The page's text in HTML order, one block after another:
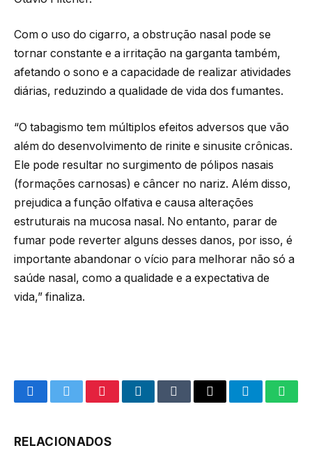
Com o uso do cigarro, a obstrução nasal pode se
tornar constante e a irritação na garganta também,
afetando o sono e a capacidade de realizar atividades
diárias, reduzindo a qualidade de vida dos fumantes.
“O tabagismo tem múltiplos efeitos adversos que vão
além do desenvolvimento de rinite e sinusite crônicas.
Ele pode resultar no surgimento de pólipos nasais
(formações carnosas) e câncer no nariz. Além disso,
prejudica a função olfativa e causa alterações
estruturais na mucosa nasal. No entanto, parar de
fumar pode reverter alguns desses danos, por isso, é
importante abandonar o vício para melhorar não só a
saúde nasal, como a qualidade e a expectativa de
vida,” finaliza.
FacebookTwitterPinterestLinkedInTumblrEmail Telegram
RELACIONADOS